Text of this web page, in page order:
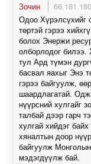
Зочин
Одоо Хүрэлсүхийг
төртэй гэрээ
болох Энержи
олборлодог билээ.
тул Ард түмэн
басвал яахыг Энэ
гэрээ байгуулж,
шаардлагатай.
нүүрсний хулгайг
талбай дээр гарч
хулгай хийдэг
хяналтын доор
байгуулж
мэдэгдүүлж бай.